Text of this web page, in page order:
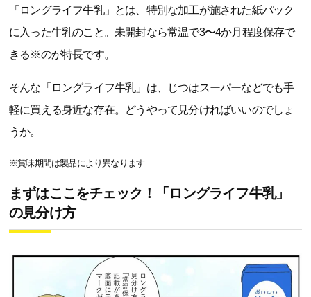
「ロングライフ牛乳」とは、特別な加工が施された紙パック
に入った牛乳のこと。未開封なら常温で3〜4か月程度保存で
きる※のが特長です。
そんな「ロングライフ牛乳」は、じつはスーパーなどでも手
軽に買える身近な存在。どうやって見分ければいいのでしょ
うか。
※賞味期間は製品により異なります
まずはここをチェック！「ロングライフ牛乳」
の見分け方